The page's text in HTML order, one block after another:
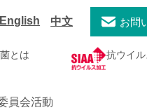
English 中文 お問
とは 抗ウイル
員会活動